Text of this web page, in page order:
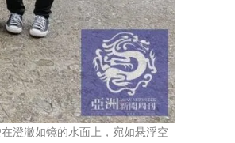
澄澈如镜的水面上，宛如悬浮空